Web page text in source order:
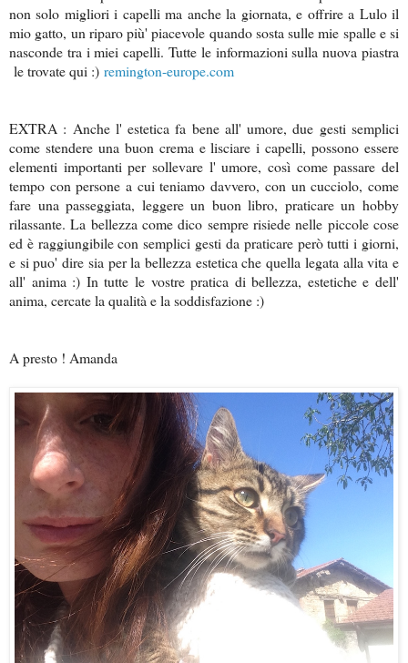
non solo migliori i capelli ma anche la giornata, e offrire a Lulo il
mio gatto, un riparo più' piacevole quando sosta sulle mie spalle e si
nasconde tra i miei capelli. Tutte le informazioni sulla nuova piastra
le trovate qui :) remington-europe.com
EXTRA : Anche l' estetica fa bene all' umore, due gesti semplici
come stendere una buon crema e lisciare i capelli, possono essere
elementi importanti per sollevare l' umore, così come passare del
tempo con persone a cui teniamo davvero, con un cucciolo, come
fare una passeggiata, leggere un buon libro, praticare un hobby
rilassante. La bellezza come dico sempre risiede nelle piccole cose
ed è raggiungibile con semplici gesti da praticare però tutti i giorni,
e si puo' dire sia per la bellezza estetica che quella legata alla vita e
all' anima :) In tutte le vostre pratica di bellezza, estetiche e dell'
anima, cercate la qualità e la soddisfazione :)
A presto ! Amanda